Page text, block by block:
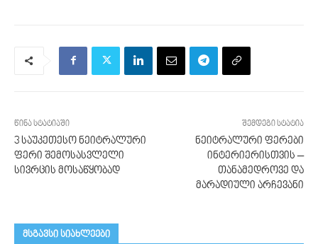
წინა სტატიაში
3 საუკეთესო ნეიტრალური
ფერი შემოსასვლელი
სივრცის მოსაწყობად
შემდეგი სტატია
ნეიტრალური ფერები
ინტერიერისთვის –
თანამედროვე და
მარადიული არჩევანი
მსგავსი სიახლეები